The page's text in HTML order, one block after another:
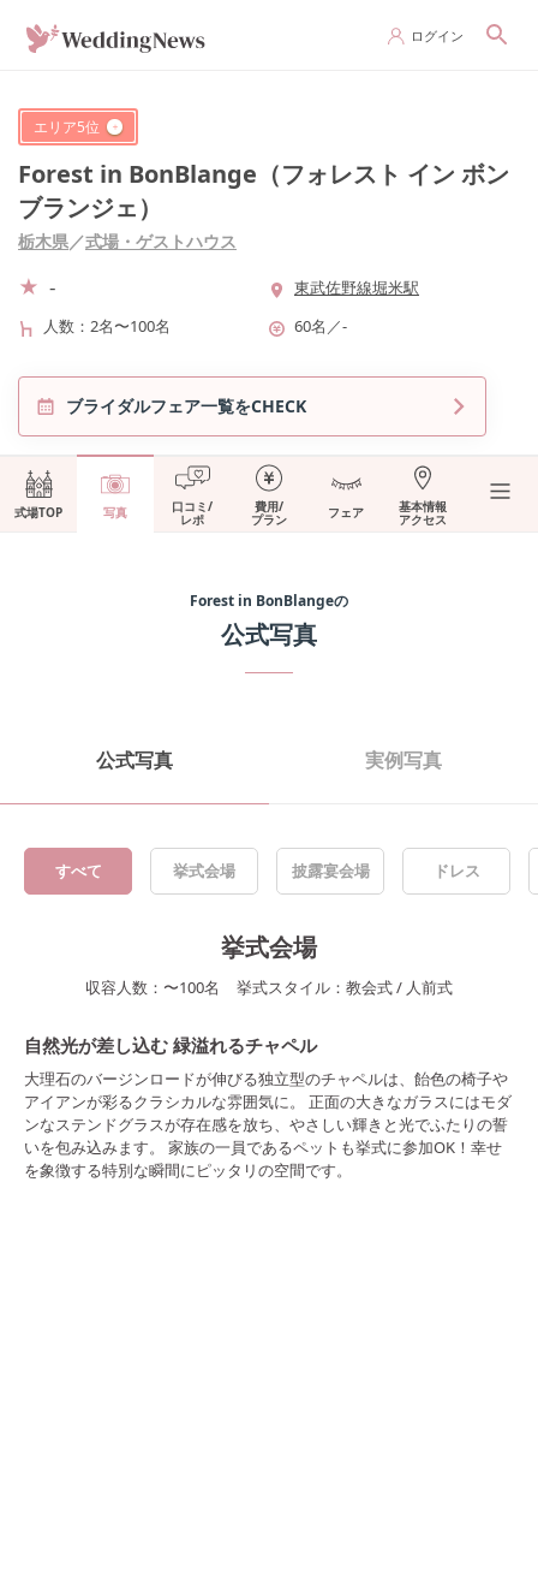
ログイン
エリア5位
Forest in BonBlange（フォレスト イン ボン
ブランジェ）
栃木県／式場・ゲストハウス
-
東武佐野線堀米駅
人数
2名〜100名 60名 ／-
ブライダルフェア一覧をCHECK
式場TOP 写真 口コミ/
レポ
費用/
プラン フェア 基本情報
アクセス
Forest in BonBlangeの
公式写真
公式写真 実例写真
すべて 挙式会場 披露宴会場 ドレス
挙式会場
収容人数： 〜100名 挙式スタイル： 教会式/ 人前式
自然光が差し込む 緑溢れるチャペル
大理石のバージンロードが伸びる独立型のチャペルは、飴色の椅子や
アイアンが彩るクラシカルな雰囲気に。 正面の大きなガラスにはモダ
ンなステンドグラスが存在感を放ち、やさしい輝きと光でふたりの誓
いを包み込みます。 家族の一員であるペットも挙式に参加OK！幸せ
を象徴する特別な瞬間にピッタリの空間です。